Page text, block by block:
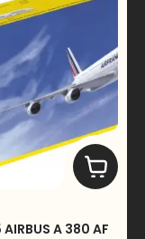
AIRBUS A 380 AF